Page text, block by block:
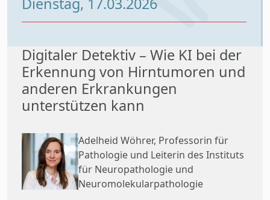
Digitaler Detektiv – Wie KI bei der
Erkennung von Hirntumoren und
anderen Erkrankungen
unterstützen kann
Adelheid Wöhrer, Professorin für
Pathologie und Leiterin des Instituts
für Neuropathologie und
Neuromolekularpathologie